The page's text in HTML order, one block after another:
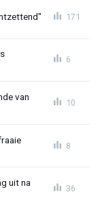
171
6
van
10
8
uit na
36